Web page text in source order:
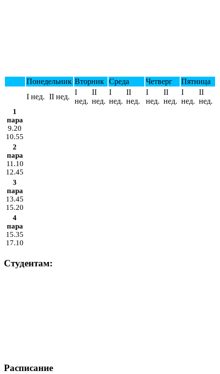
Понедельник Вторник Среда Четверг
Пятница
I нед. II нед.
I
нед.
II
нед.
I
нед.
II
нед.
I
нед.
II
нед.
I
нед.
II
нед.
1
пара
9.20
10.55
2
пара
11.10
12.45
3
пара
13.45
15.20
4
пара
15.35
17.10
Студентам:
Расписание